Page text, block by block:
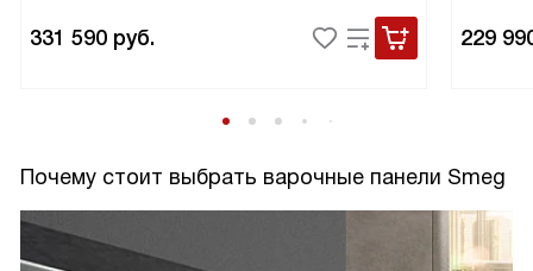
331 590 руб. 229
Почему стоит выбрать варочные панели Smeg